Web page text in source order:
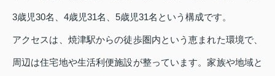
3歳児30名、4歳児31名、5歳児31名という構成です。
アクセスは、焼津駅からの徒歩圏内という恵まれた環境で、
周辺は住宅地や生活利便施設が整っています。家族や地域と